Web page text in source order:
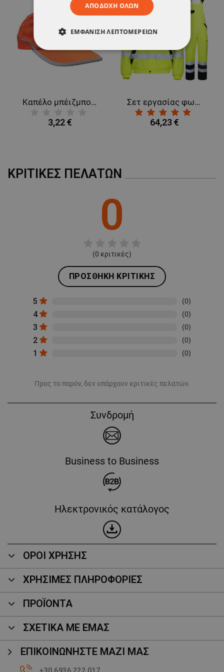
Καπέλο μπέιζμπολ TAHR HV ORANGE
3,22 €
Σετ εργασίας φωσφοριζέ COLLINS HV YELLOW WINTER
64,23 €
ΚΡΙΤΙΚΈΣ ΠΕΛΑΤΏΝ
0
(0 κριτικές)
ΠΡΟΣΘΉΚΗ ΚΡΙΤΙΚΉΣ
5 (0)
4 (0)
3 (0)
2 (0)
1 (0)
Προς το παρόν, δεν υπάρχουν κριτικές πελατών.
Συνδρομή
Business to Business
Ηλεκτρονικός κατάλογος
ΟΡΟΙ ΧΡΗΣΗΣ
ΧΡΗΣΙΜΕΣ ΠΛΗΡΟΦΟΡΙΕΣ
ΠΡΟΪΌΝΤΑ
ΣΧΕΤΙΚΑ ΜΕ ΕΜΑΣ
ΕΠΙΚΟΙΝΩΝΉΣΤΕ ΜΑΖΊ ΜΑΣ
+30 6936 222 017
ΑΠΟΔΟΧΉ ΌΛΩΝ
ΕΜΦΆΝΙΣΗ ΛΕΠΤΟΜΕΡΕΙΏΝ
ΑΠΟΛΎΤΩΣ ΑΠΑΡΑΊΤΗΤΑ
ΣΤΌΧΕΥΣΗΣ
ΛΕΙΤΟΥΡΓΙΚΌΤΗΤΑΣ
ΜΗ ΤΑΞΙΝΟΜΗΜΈΝΑ